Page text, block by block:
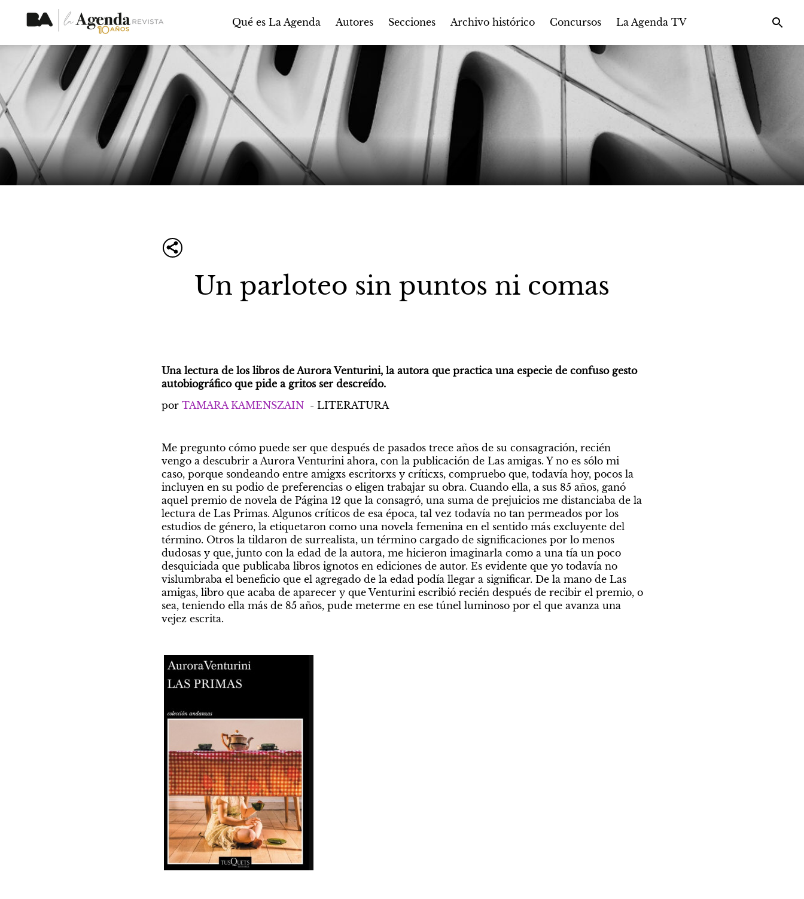
Qué es La Agenda Autores Secciones Archivo histórico Concursos La Agenda TV
Un parloteo sin puntos ni comas
Una lectura de los libros de Aurora Venturini, la autora que practica una especie de confuso gesto
autobiográfico que pide a gritos ser descreído.
por TAMARA KAMENSZAIN
  - LITERATURA
Me pregunto cómo puede ser que después de pasados trece años de su consagración, recién
vengo a descubrir a Aurora Venturini ahora, con la publicación de Las amigas. Y no es sólo mi
caso, porque sondeando entre amigxs escritorxs y críticxs, compruebo que, todavía hoy, pocos la
incluyen en su podio de preferencias o eligen trabajar su obra. Cuando ella, a sus 85 años, ganó
aquel premio de novela de Página 12 que la consagró, una suma de prejuicios me distanciaba de la
lectura de Las Primas. Algunos críticos de esa época, tal vez todavía no tan permeados por los
estudios de género, la etiquetaron como una novela femenina en el sentido más excluyente del
término. Otros la tildaron de surrealista, un término cargado de significaciones por lo menos
dudosas y que, junto con la edad de la autora, me hicieron imaginarla como a una tía un poco
desquiciada que publicaba libros ignotos en ediciones de autor. Es evidente que yo todavía no
vislumbraba el beneficio que el agregado de la edad podía llegar a significar. De la mano de Las
amigas, libro que acaba de aparecer y que Venturini escribió recién después de recibir el premio, o
sea, teniendo ella más de 85 años, pude meterme en ese túnel luminoso por el que avanza una
vejez escrita.